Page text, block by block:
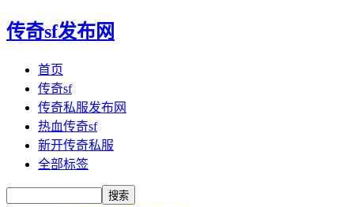
传奇sf发布网
首页
传奇sf
传奇私服发布网
热血传奇sf
新开传奇私服
全部标签